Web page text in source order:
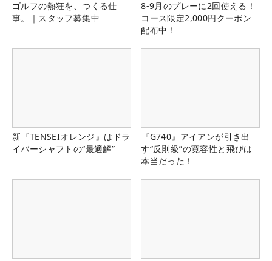
ゴルフの熱狂を、つくる仕
事。｜スタッフ募集中
8-9月のプレーに2回使える！
コース限定2,000円クーポン
配布中！
新『TENSEIオレンジ』はドラ
イバーシャフトの“最適解”
『G740』アイアンが引き出
す“反則級”の寛容性と飛びは
本当だった！